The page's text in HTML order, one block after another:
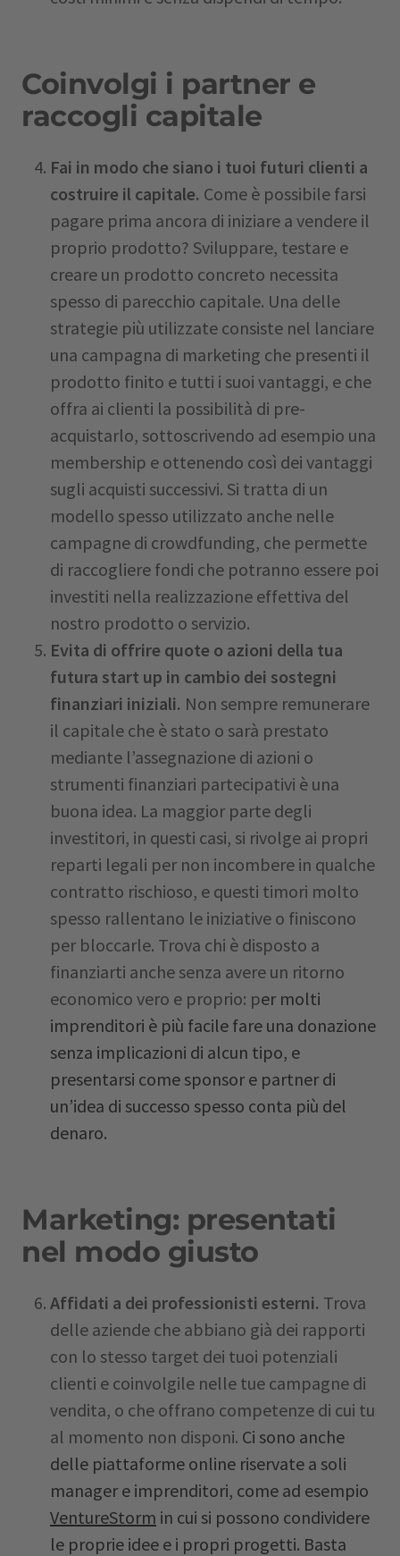
Coinvolgi i partner e
raccogli capitale
Fai in modo che siano i tuoi futuri clienti a
costruire il capitale. Come è possibile farsi
pagare prima ancora di iniziare a vendere il
proprio prodotto? Sviluppare, testare e
creare un prodotto concreto necessita
spesso di parecchio capitale. Una delle
strategie più utilizzate consiste nel lanciare
una campagna di marketing che presenti il
prodotto finito e tutti i suoi vantaggi, e che
offra ai clienti la possibilità di pre-
acquistarlo, sottoscrivendo ad esempio una
membership e ottenendo così dei vantaggi
sugli acquisti successivi. Si tratta di un
modello spesso utilizzato anche nelle
campagne di crowdfunding, che permette
di raccogliere fondi che potranno essere poi
investiti nella realizzazione effettiva del
nostro prodotto o servizio.
Evita di offrire quote o azioni della tua
futura start up in cambio dei sostegni
finanziari iniziali. Non sempre remunerare
il capitale che è stato o sarà prestato
mediante l’assegnazione di azioni o
strumenti finanziari partecipativi è una
buona idea. La maggior parte degli
investitori, in questi casi, si rivolge ai propri
reparti legali per non incombere in qualche
contratto rischioso, e questi timori molto
spesso rallentano le iniziative o finiscono
per bloccarle. Trova chi è disposto a
finanziarti anche senza avere un ritorno
economico vero e proprio: per molti
imprenditori è più facile fare una donazione
senza implicazioni di alcun tipo, e
presentarsi come sponsor e partner di
un’idea di successo spesso conta più del
denaro.
Marketing: presentati
nel modo giusto
Affidati a dei professionisti esterni. Trova
delle aziende che abbiano già dei rapporti
con lo stesso target dei tuoi potenziali
clienti e coinvolgile nelle tue campagne di
vendita, o che offrano competenze di cui tu
al momento non disponi. Ci sono anche
delle piattaforme online riservate a soli
manager e imprenditori, come ad esempio
VentureStorm in cui si possono condividere
le proprie idee e i propri progetti. Basta